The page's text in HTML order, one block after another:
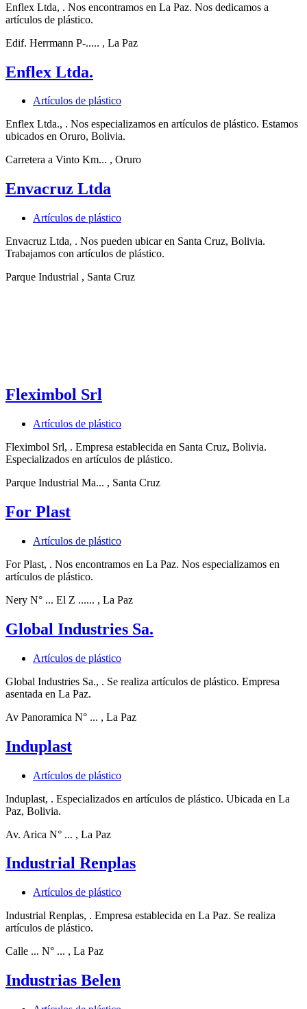
Enflex Ltda, . Nos encontramos en La Paz. Nos dedicamos a
artículos de plástico.
Edif. Herrmann P-..... , La Paz
Enflex Ltda.
Artículos de plástico
Enflex Ltda., . Nos especializamos en artículos de plástico. Estamos
ubicados en Oruro, Bolivia.
Carretera a Vinto Km... , Oruro
Envacruz Ltda
Artículos de plástico
Envacruz Ltda, . Nos pueden ubicar en Santa Cruz, Bolivia.
Trabajamos con artículos de plástico.
Parque Industrial , Santa Cruz
Fleximbol Srl
Artículos de plástico
Fleximbol Srl, . Empresa establecida en Santa Cruz, Bolivia.
Especializados en artículos de plástico.
Parque Industrial Ma... , Santa Cruz
For Plast
Artículos de plástico
For Plast, . Nos encontramos en La Paz. Nos especializamos en
artículos de plástico.
Nery N° ... El Z ...... , La Paz
Global Industries Sa.
Artículos de plástico
Global Industries Sa., . Se realiza artículos de plástico. Empresa
asentada en La Paz.
Av Panoramica N° ... , La Paz
Induplast
Artículos de plástico
Induplast, . Especializados en artículos de plástico. Ubicada en La
Paz, Bolivia.
Av. Arica N° ... , La Paz
Industrial Renplas
Artículos de plástico
Industrial Renplas, . Empresa establecida en La Paz. Se realiza
artículos de plástico.
Calle ... N° ... , La Paz
Industrias Belen